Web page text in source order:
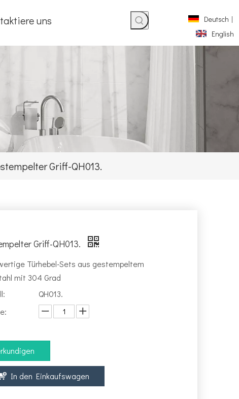
uns Deutsch |
English
Griff-QH013.
Griff-QH013.
Türhebel-Sets aus gestempeltem
mit 304 Grad
QH013.
In den Einkaufswagen